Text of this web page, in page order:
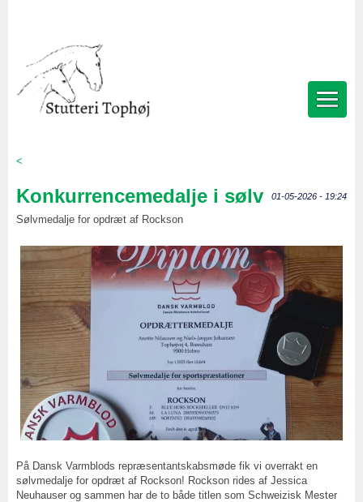
<
Konkurrencemedalje i sølv 01-05-2026 - 19:24
Sølvmedalje for opdræt af Rockson
På Dansk Varmblods repræsentantskabsmøde fik vi overrakt en
sølvmedalje for opdræt af Rockson! Rockson rides af Jessica
Neuhauser og sammen har de to både titlen som Schweizisk Mester